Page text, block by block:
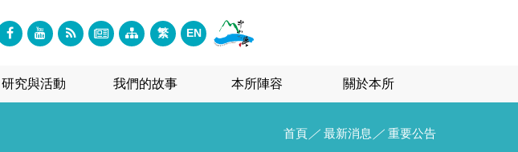
繁 EN
研究與活動 我們的故事 本所陣容 關於本所
首頁 ／ 最新消息 ／ 重要公告